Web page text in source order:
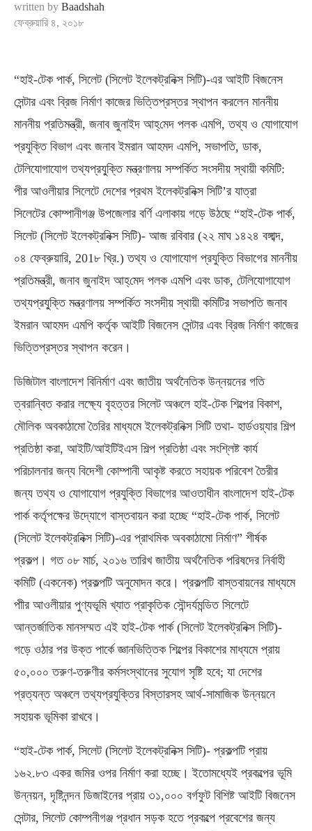
written by Baadshah
ফেব্রুয়ারি ৪, ২০১৮
“হাই-টেক পার্ক, সিলেট (সিলেট ইলেকট্রনিক্স সিটি)-এর আইটি বিজনেস
সেন্টার এবং ব্রিজ নির্মাণ কাজের ভিত্তিপ্রস্তর স্থাপন করলেন মাননীয়
মাননীয় প্রতিমন্ত্রী, জনাব জুনাইদ আহ্‌মেদ পলক এমপি, তথ্য ও যোগাযোগ
প্রযুক্তি বিভাগ এবং জনাব ইমরান আহমদ এমপি, সভাপতি, ডাক,
টেলিযোগাযোগ তথ্যপ্রযু্ক্তি মন্ত্রণালয় সম্পর্কিত সংসদীয় স্থায়ী কমিটি:
পীর আওলীয়ার সিলেটে দেশের প্রথম ইলেকট্রনিক্স সিটি’র যাত্রা
সিলেটের কোম্পানীগঞ্জ উপজেলার বর্ণি এলাকায় গড়ে উঠছে “হাই-টেক পার্ক,
সিলেট (সিলেট ইলেকট্রনিক্স সিটি)- আজ রবিবার (২২ মাঘ ১৪২৪ বঙ্গাব্দ,
০৪ ফেব্রুয়ারি, 201৮ খ্রি.) তথ্য ও যোগাযোগ প্রযুক্তি বিভাগের মাননীয়
প্রতিমন্ত্রী, জনাব জুনাইদ আহ্‌মেদ পলক এমপি এবং ডাক, টেলিযোগাযোগ
তথ্যপ্রযু্ক্তি মন্ত্রণালয় সম্পর্কিত সংসদীয় স্থায়ী কমিটির সভাপতি জনাব
ইমরান আহমদ এমপি কর্তৃক আইটি বিজনেস সেন্টার এবং ব্রিজ নির্মাণ কাজের
ভিত্তিপ্রস্তর স্থাপন করেন।
ডিজিটাল বাংলাদেশ বিনির্মাণ এবং জাতীয় অর্থনৈতিক উন্নয়নের গতি
ত্বরান্বিত করার লক্ষ্যে বৃহত্তর সিলেট অঞ্চলে হাই-টেক শিল্পের বিকাশ,
মৌলিক অবকাঠামো তৈরির মাধ্যমে ইলেকট্রনিক্স সিটি তথা- হার্ডওয়্যার শিল্প
প্রতিষ্ঠা করা, আইটি/আইটিইএস শিল্প প্রতিষ্ঠা এবং সংশ্লিষ্ট কার্য
পরিচালনার জন্য বিদেশী কোম্পানী আকৃষ্ট করতে সহায়ক পরিবেশ তৈরীর
জন্য তথ্য ও যোগাযোগ প্রযুক্তি বিভাগের আওতাধীন বাংলাদেশ হাই-টেক
পার্ক কর্তৃপক্ষের উদ্যোগে বাস্তবায়ন করা হচ্ছে “হাই-টেক পার্ক, সিলেট
(সিলেট ইলেকট্রনিক্স সিটি)-এর প্রাথমিক অবকাঠামো নির্মাণ” শীর্ষক
প্রকল্প। গত ০৮ মার্চ, ২০১৬ তারিখ জাতীয় অর্থনৈতিক পরিষদের নির্বাহী
কমিটি (একনেক) প্রকল্পটি অনুমোদন করে। প্রকল্পটি বাস্তবায়নের মাধ্যমে
পাীর আওলীয়ার পুণ্যভূমি খ্যাত প্রাকৃতিক সৌন্দর্যমন্ডিত সিলেটে
আন্তর্জাতিক মানসম্মত এই হাই-টেক পার্ক (সিলেট ইলেকট্রনিক্স সিটি)-
গড়ে ওঠার পর উক্ত পার্কে জ্ঞানভিত্তিক শিল্পের বিকাশের মাধ্যমে প্রায়
৫০,০০০ তরুণ-তরুণীর কর্মসংস্থানের সুযোগ সৃষ্টি হবে; যা দেশের
প্রত্যন্ত অঞ্চলে তথ্যপ্রযুক্তির বিস্তারসহ আর্থ-সামাজিক উন্নয়নে
সহায়ক ভূমিকা রাখবে।
“হাই-টেক পার্ক, সিলেট (সিলেট ইলেকট্রনিক্স সিটি)- প্রকল্পটি প্রায়
১৬২.৮৩ একর জমির ওপর নির্মাণ করা হচ্ছে। ইতোমধ্যেই প্রকল্পের ভূমি
উন্নয়ন, দৃষ্টিনন্দন ডিজাইনের প্রায় ৩১,০০০ বর্গফুট বিশিষ্ট আইটি বিজনেস
সেন্টার, সিলেট কোম্পনীগঞ্জ প্রধান সড়ক হতে প্রকল্পে প্রবেশের জন্য